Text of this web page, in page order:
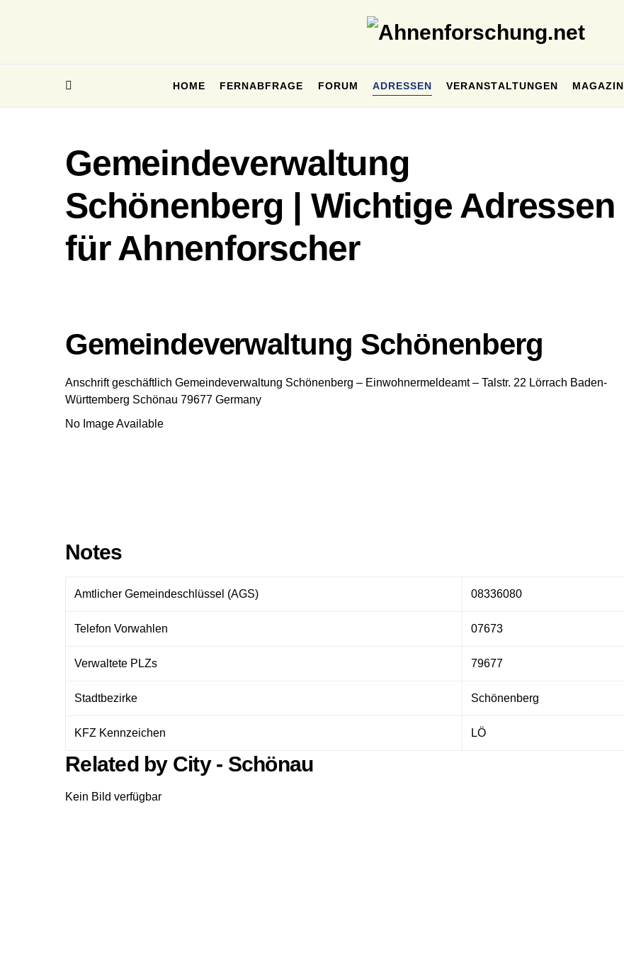
HOME FERNABFRAGE FORUM ADRESSEN VERANSTALTUNGEN MAGAZIN
Gemeindeverwaltung
Schönenberg | Wichtige Adressen
für Ahnenforscher
Gemeindeverwaltung Schönenberg
Anschrift geschäftlich Gemeindeverwaltung Schönenberg – Einwohnermeldeamt – Talstr. 22 Lörrach Baden-
Württemberg Schönau 79677 Germany
No Image Available
Notes
Amtlicher Gemeindeschlüssel (AGS) 08336080
Telefon Vorwahlen 07673
Verwaltete PLZs 79677
Stadtbezirke Schönenberg
KFZ Kennzeichen LÖ
Related by City - Schönau
Kein Bild verfügbar